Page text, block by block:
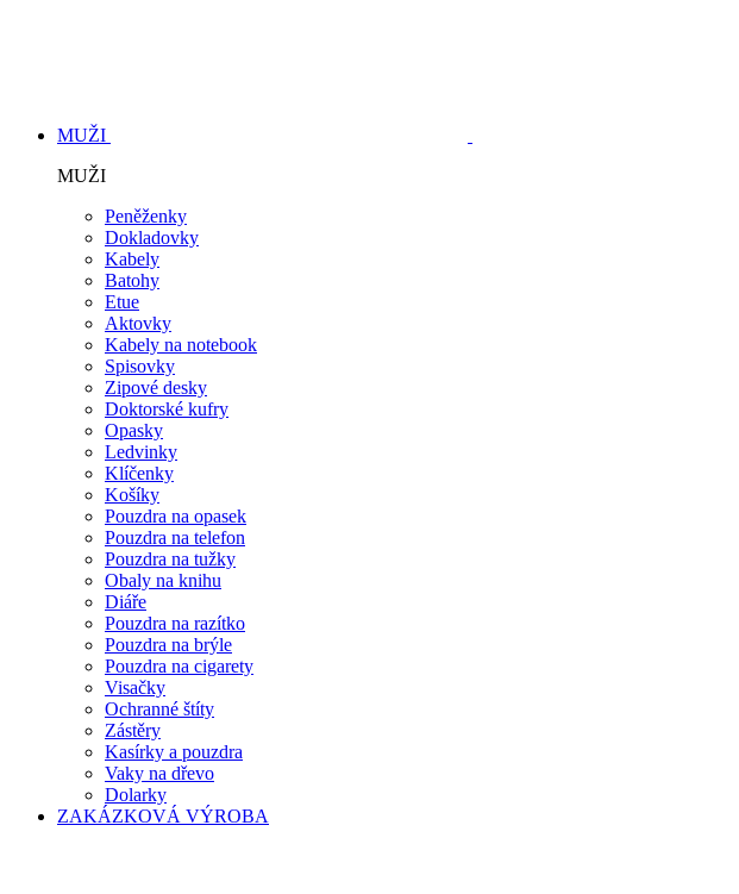
MUŽI
MUŽI
Peněženky
Dokladovky
Kabely
Batohy
Etue
Aktovky
Kabely na notebook
Spisovky
Zipové desky
Doktorské kufry
Opasky
Ledvinky
Klíčenky
Košíky
Pouzdra na opasek
Pouzdra na telefon
Pouzdra na tužky
Obaly na knihu
Diáře
Pouzdra na razítko
Pouzdra na brýle
Pouzdra na cigarety
Visačky
Ochranné štíty
Zástěry
Kasírky a pouzdra
Vaky na dřevo
Dolarky
ZAKÁZKOVÁ VÝROBA